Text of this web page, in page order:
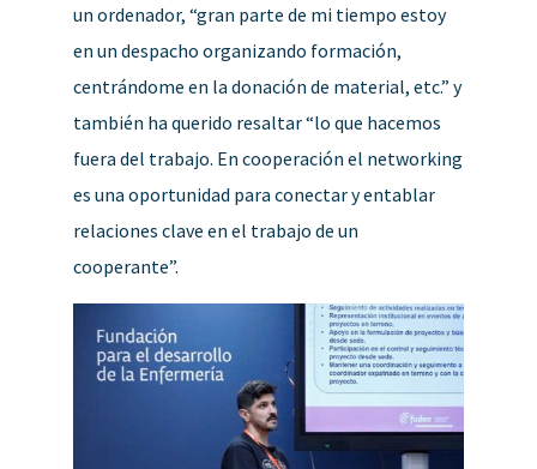
un ordenador, “gran parte de mi tiempo estoy
en un despacho organizando formación,
centrándome en la donación de material, etc.” y
también ha querido resaltar “lo que hacemos
fuera del trabajo. En cooperación el networking
es una oportunidad para conectar y entablar
relaciones clave en el trabajo de un
cooperante”.